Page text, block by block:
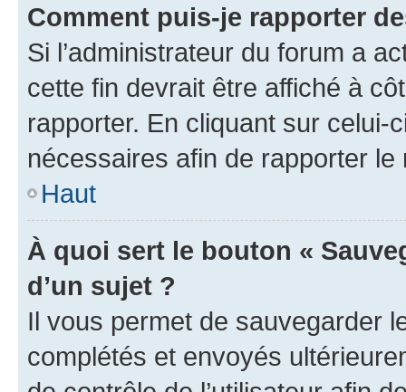
Comment puis-je rapporter
Si l’administrateur du forum a
cette fin devrait être affiché à
rapporter. En cliquant sur
nécessaires afin de rapporter le
Haut
À quoi sert le bouton «
d’un sujet ?
Il vous permet de sauvegarder
complétés et envoyés